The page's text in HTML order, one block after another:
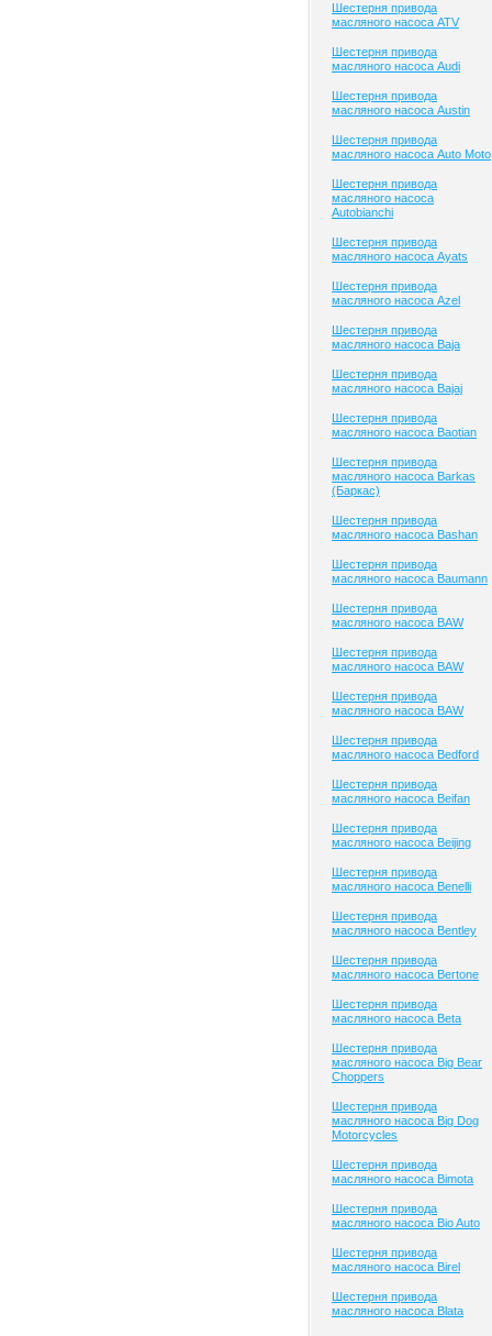
Шестерня привода
масляного насоса ATV
Шестерня привода
масляного насоса Audi
Шестерня привода
масляного насоса Austin
Шестерня привода
масляного насоса Auto Moto
Шестерня привода
масляного насоса
Autobianchi
Шестерня привода
масляного насоса Ayats
Шестерня привода
масляного насоса Azel
Шестерня привода
масляного насоса Baja
Шестерня привода
масляного насоса Bajaj
Шестерня привода
масляного насоса Baotian
Шестерня привода
масляного насоса Barkas
(Баркас)
Шестерня привода
масляного насоса Bashan
Шестерня привода
масляного насоса Baumann
Шестерня привода
масляного насоса BAW
Шестерня привода
масляного насоса BAW
Шестерня привода
масляного насоса BAW
Шестерня привода
масляного насоса Bedford
Шестерня привода
масляного насоса Beifan
Шестерня привода
масляного насоса Beijing
Шестерня привода
масляного насоса Benelli
Шестерня привода
масляного насоса Bentley
Шестерня привода
масляного насоса Bertone
Шестерня привода
масляного насоса Beta
Шестерня привода
масляного насоса Big Bear
Choppers
Шестерня привода
масляного насоса Big Dog
Motorcycles
Шестерня привода
масляного насоса Bimota
Шестерня привода
масляного насоса Bio Auto
Шестерня привода
масляного насоса Birel
Шестерня привода
масляного насоса Blata